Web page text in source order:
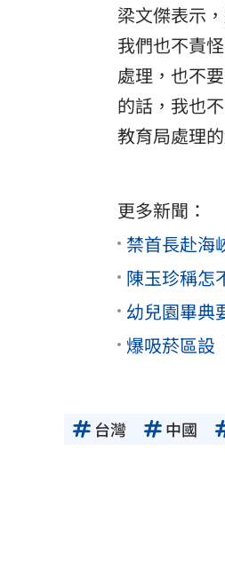
梁文傑表示
我們也不責
處理，也不
的話，我也
教育局處理
更多新聞：
禁首長赴海
陳玉珍稱怎
幼兒園畢典
爆吸菸區設
台灣 中國